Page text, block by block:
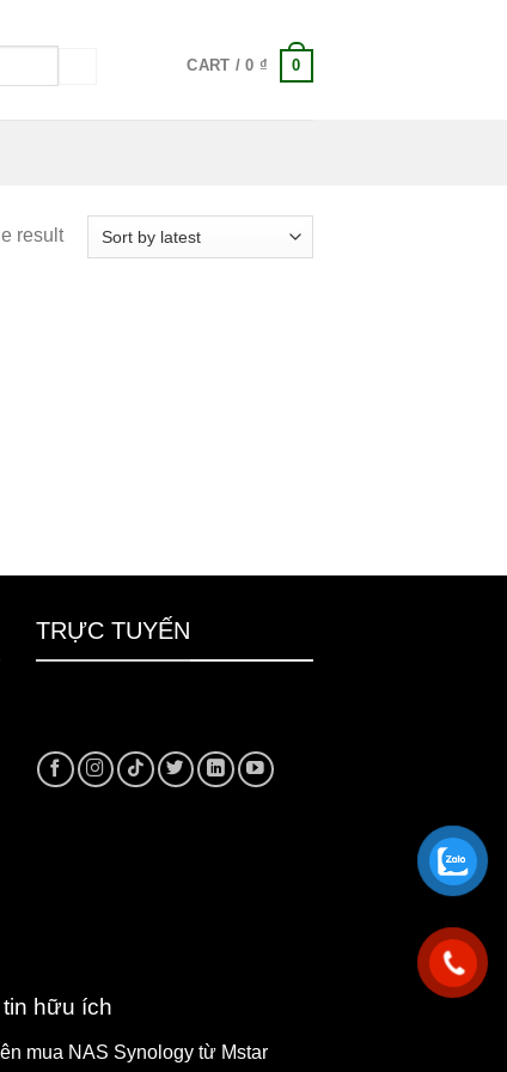
CART /0 ₫ 0
result
TRỰC TUYẾN
hữu ích
mua NAS Synology từ Mstar